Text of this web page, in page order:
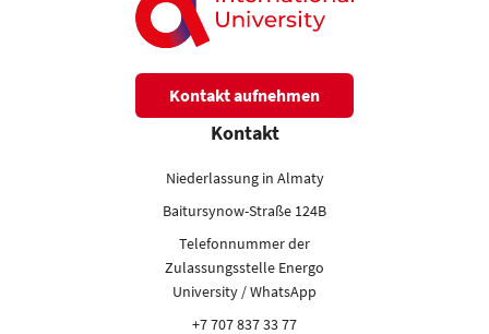
Kontakt aufnehmen
Kontakt
Niederlassung in Almaty
Baitursynow-Straße 124B
Telefonnummer der
Zulassungsstelle Energo
University / WhatsApp
+7 707 837 33 77